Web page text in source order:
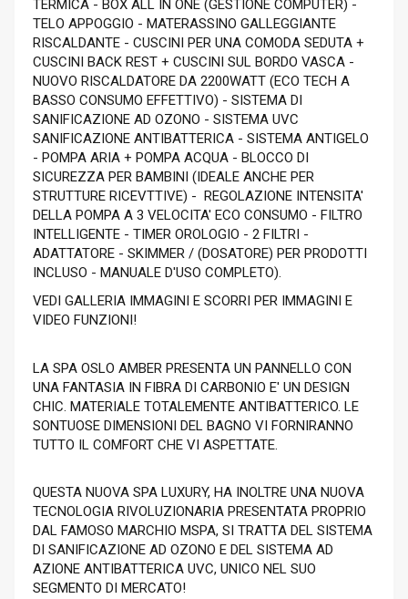
TERMICA - BOX ALL IN ONE (GESTIONE COMPUTER) -
TELO APPOGGIO - MATERASSINO GALLEGGIANTE
RISCALDANTE - CUSCINI PER UNA COMODA SEDUTA +
CUSCINI BACK REST + CUSCINI SUL BORDO VASCA -
NUOVO RISCALDATORE DA 2200WATT (ECO TECH A
BASSO CONSUMO EFFETTIVO) - SISTEMA DI
SANIFICAZIONE AD OZONO - SISTEMA UVC
SANIFICAZIONE ANTIBATTERICA - SISTEMA ANTIGELO
- POMPA ARIA + POMPA ACQUA - BLOCCO DI
SICUREZZA PER BAMBINI (IDEALE ANCHE PER
STRUTTURE RICEVTTIVE) - REGOLAZIONE INTENSITA'
DELLA POMPA A 3 VELOCITA' ECO CONSUMO - FILTRO
INTELLIGENTE - TIMER OROLOGIO - 2 FILTRI -
ADATTATORE - SKIMMER / (DOSATORE) PER PRODOTTI
INCLUSO - MANUALE D'USO COMPLETO).
VEDI GALLERIA IMMAGINI E SCORRI PER IMMAGINI E
VIDEO FUNZIONI!
LA SPA OSLO AMBER PRESENTA UN PANNELLO CON
UNA FANTASIA IN FIBRA DI CARBONIO E' UN DESIGN
CHIC. MATERIALE TOTALEMENTE ANTIBATTERICO. LE
SONTUOSE DIMENSIONI DEL BAGNO VI FORNIRANNO
TUTTO IL COMFORT CHE VI ASPETTATE.
QUESTA NUOVA SPA LUXURY, HA INOLTRE UNA NUOVA
TECNOLOGIA RIVOLUZIONARIA PRESENTATA PROPRIO
DAL FAMOSO MARCHIO MSPA, SI TRATTA DEL SISTEMA
DI SANIFICAZIONE AD OZONO E DEL SISTEMA AD
AZIONE ANTIBATTERICA UVC, UNICO NEL SUO
SEGMENTO DI MERCATO!